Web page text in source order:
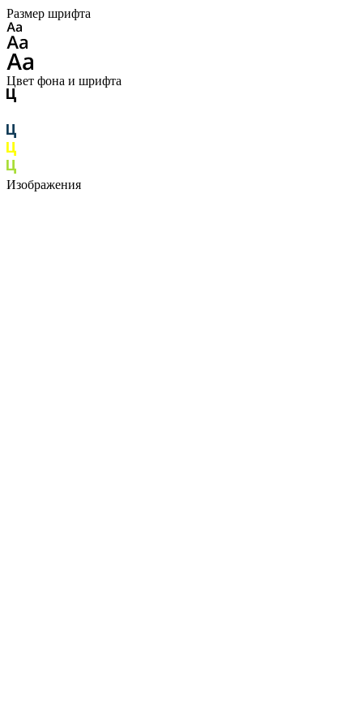
Размер шрифта
Цвет фона и шрифта
Изображения